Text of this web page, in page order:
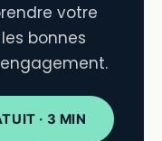
votre
bonnes
· 3 MIN